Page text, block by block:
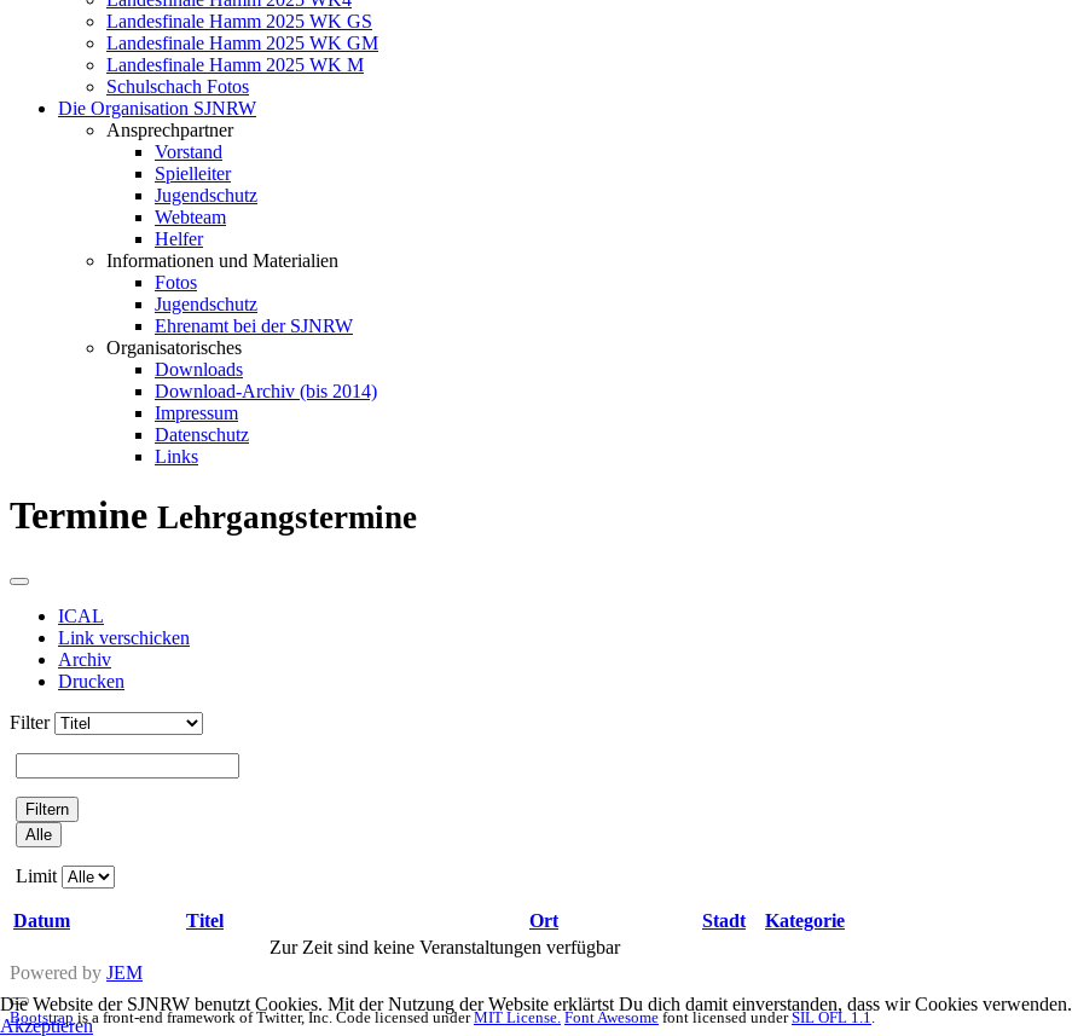
Landesfinale Hamm 2025 WK GS
Landesfinale Hamm 2025 WK GM
Landesfinale Hamm 2025 WK M
Schulschach Fotos
Die Organisation SJNRW
Ansprechpartner
Vorstand
Spielleiter
Jugendschutz
Webteam
Helfer
Informationen und Materialien
Fotos
Jugendschutz
Ehrenamt bei der SJNRW
Organisatorisches
Downloads
Download-Archiv (bis 2014)
Impressum
Datenschutz
Links
Termine Lehrgangstermine
ICAL
Link verschicken
Archiv
Drucken
Filter
Filtern
Alle
Limit
Datum Titel Ort Stadt
Kategorie
Zur Zeit sind keine Veranstaltungen verfügbar
Powered by JEM
Bootstrap is a front-end framework of Twitter, Inc. Code licensed underMIT License. Font Awesome font licensed underSIL OFL 1.1
Die Website der SJNRW benutzt Cookies. Mit der Nutzung der Website erklärtst Du dich damit einverstanden, dass wir Cookies verwenden.
Akzeptieren